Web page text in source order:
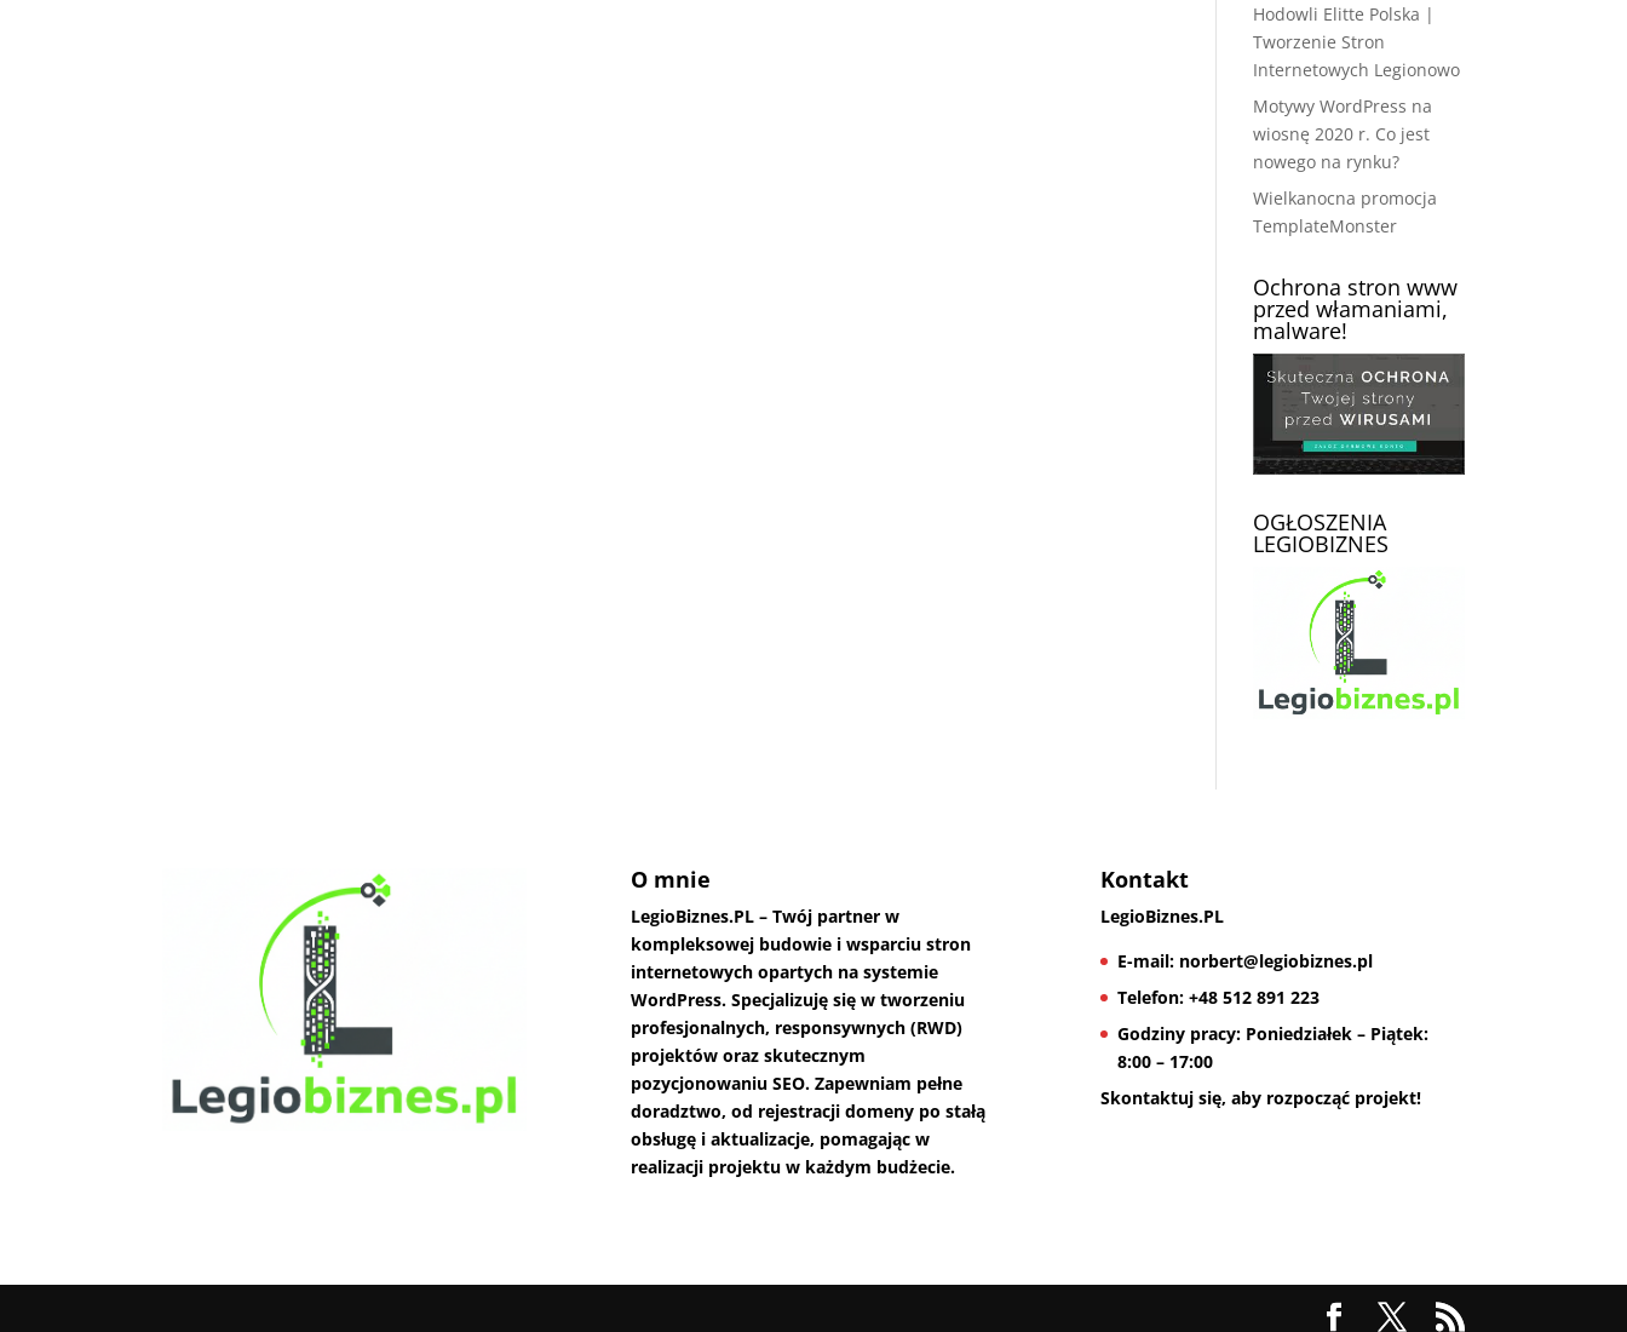
Hodowli Elitte Polska |
Tworzenie Stron
Internetowych Legionowo
Motywy WordPress na
wiosnę 2020 r. Co jest
nowego na rynku?
Wielkanocna promocja
TemplateMonster
Ochrona stron www
przed włamaniami,
malware!
OGŁOSZENIA
LEGIOBIZNES
O mnie
LegioBiznes.PL – Twój partner w
kompleksowej budowie i wsparciu stron
internetowych opartych na systemie
WordPress. Specjalizuję się w tworzeniu
profesjonalnych, responsywnych (RWD)
projektów oraz skutecznym
pozycjonowaniu SEO. Zapewniam pełne
doradztwo, od rejestracji domeny po stałą
obsługę i aktualizacje, pomagając w
realizacji projektu w każdym budżecie.
Kontakt
LegioBiznes.PL
E-mail:norbert@legiobiznes.pl
Telefon:+48 512 891 223
Godziny pracy:Poniedziałek – Piątek:
8:00 – 17:00
Skontaktuj się, aby rozpocząć projekt!